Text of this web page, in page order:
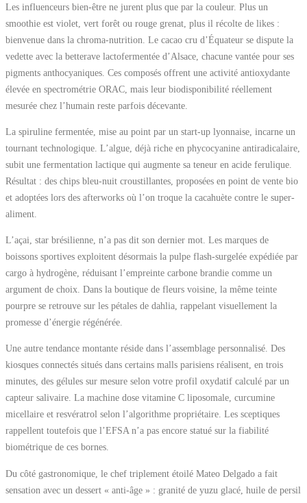
Les influenceurs bien-être ne jurent plus que par la couleur. Plus un
smoothie est violet, vert forêt ou rouge grenat, plus il récolte de likes :
bienvenue dans la chroma-nutrition. Le cacao cru d’Équateur se dispute la
vedette avec la betterave lactofermentée d’Alsace, chacune vantée pour ses
pigments anthocyaniques. Ces composés offrent une activité antioxydante
élevée en spectrométrie ORAC, mais leur biodisponibilité réellement
mesurée chez l’humain reste parfois décevante.
La spiruline fermentée, mise au point par un start-up lyonnaise, incarne un
tournant technologique. L’algue, déjà riche en phycocyanine antiradicalaire,
subit une fermentation lactique qui augmente sa teneur en acide ferulique.
Résultat : des chips bleu-nuit croustillantes, proposées en point de vente bio
et adoptées lors des afterworks où l’on troque la cacahuète contre le super-
aliment.
L’açai, star brésilienne, n’a pas dit son dernier mot. Les marques de
boissons sportives exploitent désormais la pulpe flash-surgelée expédiée par
cargo à hydrogène, réduisant l’empreinte carbone brandie comme un
argument de choix. Dans la boutique de fleurs voisine, la même teinte
pourpre se retrouve sur les pétales de dahlia, rappelant visuellement la
promesse d’énergie régénérée.
Une autre tendance montante réside dans l’assemblage personnalisé. Des
kiosques connectés situés dans certains malls parisiens réalisent, en trois
minutes, des gélules sur mesure selon votre profil oxydatif calculé par un
capteur salivaire. La machine dose vitamine C liposomale, curcumine
micellaire et resvératrol selon l’algorithme propriétaire. Les sceptiques
rappellent toutefois que l’EFSA n’a pas encore statué sur la fiabilité
biométrique de ces bornes.
Du côté gastronomique, le chef triplement étoilé Mateo Delgado a fait
sensation avec un dessert « anti-âge » : granité de yuzu glacé, huile de persil